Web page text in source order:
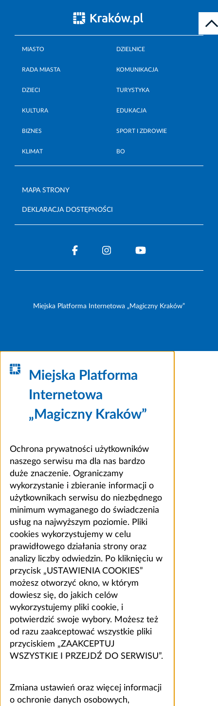
MIASTO DZIELNICE
RADA MIASTA KOMUNIKACJA
DZIECI TURYSTYKA
KULTURA EDUKACJA
BIZNES SPORT I ZDROWIE
KLIMAT BO
MAPA STRONY
DEKLARACJA DOSTĘPNOŚCI
Miejska Platforma Internetowa „Magiczny Kraków”
Miejska Platforma
Internetowa
„Magiczny Kraków”
Ochrona prywatności użytkowników
naszego serwisu ma dla nas bardzo
duże znaczenie. Ograniczamy
wykorzystanie i zbieranie informacji o
użytkownikach serwisu do niezbędnego
minimum wymaganego do świadczenia
usług na najwyższym poziomie. Pliki
cookies wykorzystujemy w celu
prawidłowego działania strony oraz
analizy liczby odwiedzin. Po kliknięciu w
przycisk „USTAWIENIA COOKIES”
możesz otworzyć okno, w którym
dowiesz się, do jakich celów
wykorzystujemy pliki cookie, i
potwierdzić swoje wybory. Możesz też
od razu zaakceptować wszystkie pliki
przyciskiem „ZAAKCEPTUJ
WSZYSTKIE I PRZEJDŹ DO SERWISU”.
Zmiana ustawień oraz więcej informacji
o ochronie danych osobowych,